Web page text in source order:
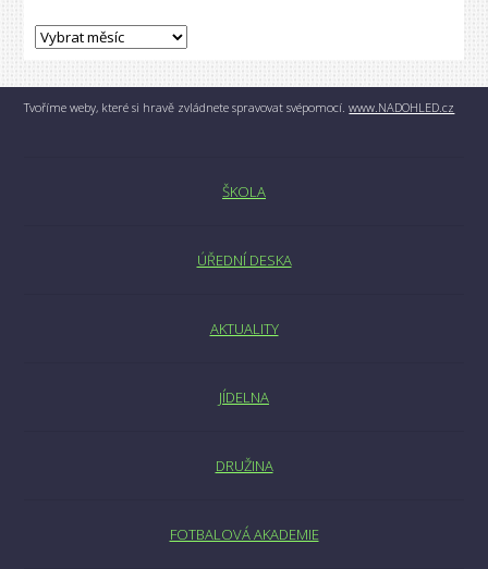
Tvoříme weby, které si hravě zvládnete spravovat svépomocí.www.NADOHLED.cz
ŠKOLA
ÚŘEDNÍ DESKA
AKTUALITY
JÍDELNA
DRUŽINA
FOTBALOVÁ AKADEMIE